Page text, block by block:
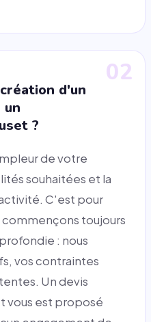
02
d'un
?
de votre
souhaitées et la
C'est pour
toujours
: nous
vos contraintes
Un devis
vous est proposé